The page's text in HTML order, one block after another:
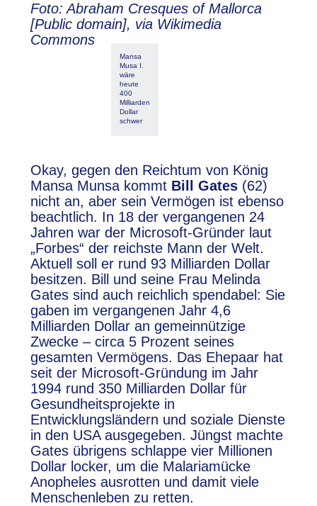
Foto: Abraham Cresques of Mallorca
[Public domain], via Wikimedia
Commons
Mansa
Musa I.
wäre
heute
400
Milliarden
Dollar
schwer
Okay, gegen den Reichtum von König
Mansa Munsa kommt Bill Gates (62)
nicht an, aber sein Vermögen ist ebenso
beachtlich. In 18 der vergangenen 24
Jahren war der Microsoft-Gründer laut
„Forbes“ der reichste Mann der Welt.
Aktuell soll er rund 93 Milliarden Dollar
besitzen. Bill und seine Frau Melinda
Gates sind auch reichlich spendabel: Sie
gaben im vergangenen Jahr 4,6
Milliarden Dollar an gemeinnützige
Zwecke – circa 5 Prozent seines
gesamten Vermögens. Das Ehepaar hat
seit der Microsoft-Gründung im Jahr
1994 rund 350 Milliarden Dollar für
Gesundheitsprojekte in
Entwicklungsländern und soziale Dienste
in den USA ausgegeben. Jüngst machte
Gates übrigens schlappe vier Millionen
Dollar locker, um die Malariamücke
Anopheles ausrotten und damit viele
Menschenleben zu retten.